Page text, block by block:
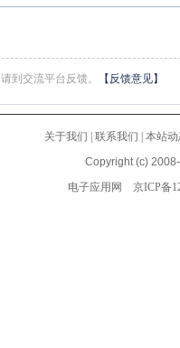
到交流平台反馈。 【反馈意见】
关于我们 联系我们
本站
Copyright (c)
电子应用网
京ICP备